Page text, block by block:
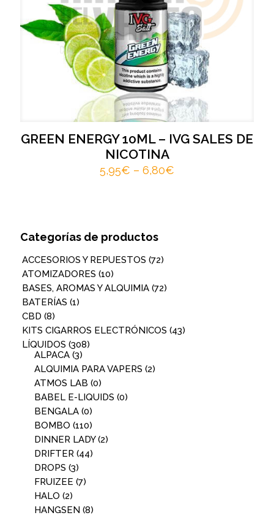
GREEN ENERGY 10ML – IVG SALES DE
NICOTINA
5,95€ – 6,80€
Categorías de productos
ACCESORIOS Y REPUESTOS (72)
ATOMIZADORES (10)
BASES, AROMAS Y ALQUIMIA (72)
BATERÍAS (1)
CBD (8)
KITS CIGARROS ELECTRÓNICOS (43)
LÍQUIDOS (308)
ALPACA (3)
ALQUIMIA PARA VAPERS (2)
ATMOS LAB (0)
BABEL E-LIQUIDS (0)
BENGALA (0)
BOMBO (110)
DINNER LADY (2)
DRIFTER (44)
DROPS (3)
FRUIZEE (7)
HALO (2)
HANGSEN (8)